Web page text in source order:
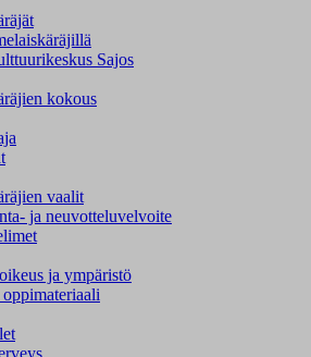
Sajos
kokous
vaalit
ja neuvotteluvelvoite
ja ympäristö